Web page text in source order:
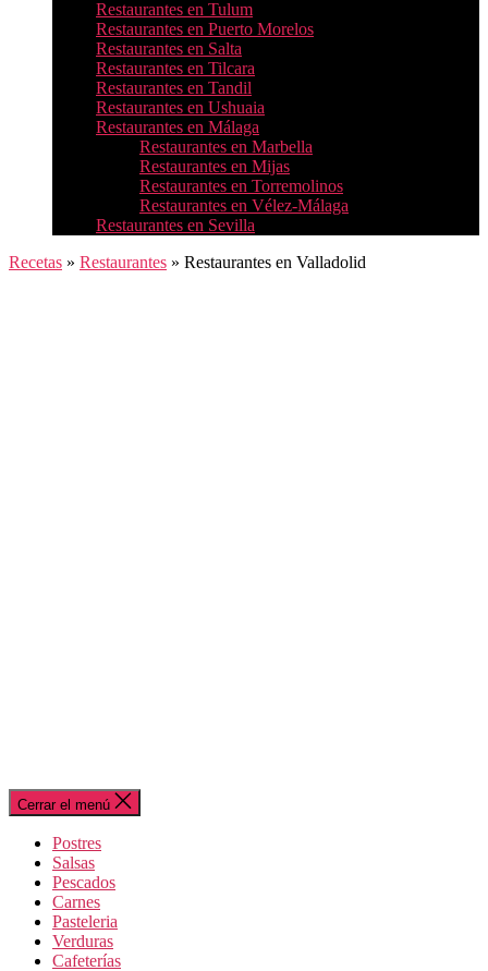
Restaurantes en Tulum
Restaurantes en Puerto Morelos
Restaurantes en Salta
Restaurantes en Tilcara
Restaurantes en Tandil
Restaurantes en Ushuaia
Restaurantes en Málaga
Restaurantes en Marbella
Restaurantes en Mijas
Restaurantes en Torremolinos
Restaurantes en Vélez-Málaga
Restaurantes en Sevilla
Recetas » Restaurantes » Restaurantes en Valladolid
Cerrar el menú
Postres
Salsas
Pescados
Carnes
Pasteleria
Verduras
Cafeterías